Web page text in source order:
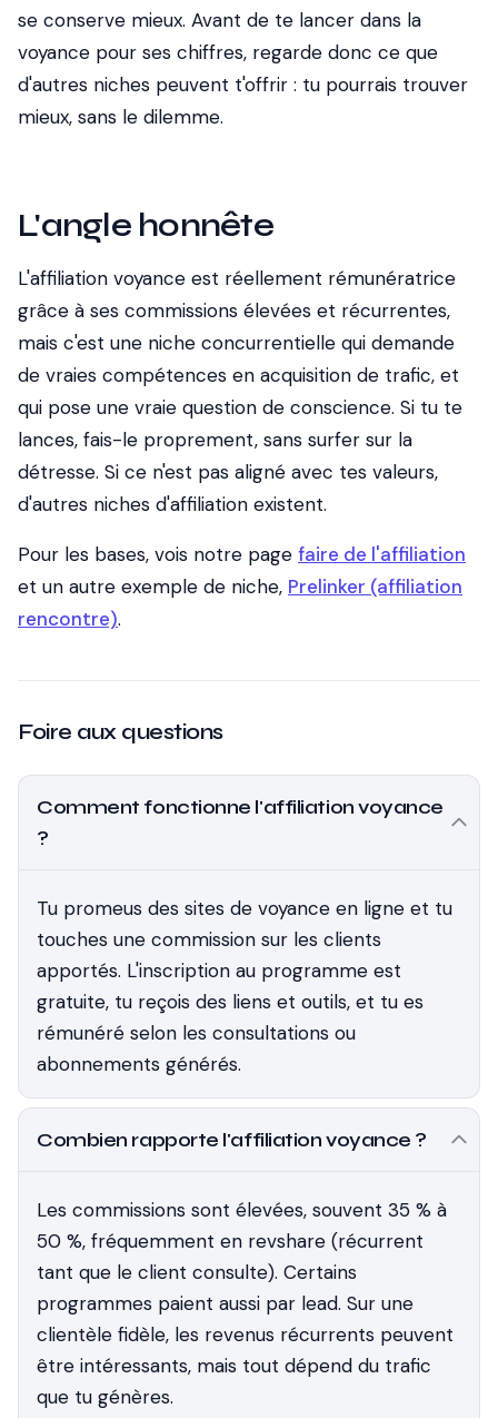
se conserve mieux. Avant de te lancer dans la
voyance pour ses chiffres, regarde donc ce que
d'autres niches peuvent t'offrir : tu pourrais trouver
mieux, sans le dilemme.
L'angle honnête
L'affiliation voyance est réellement rémunératrice
grâce à ses commissions élevées et récurrentes,
mais c'est une niche concurrentielle qui demande
de vraies compétences en acquisition de trafic, et
qui pose une vraie question de conscience. Si tu te
lances, fais-le proprement, sans surfer sur la
détresse. Si ce n'est pas aligné avec tes valeurs,
d'autres niches d'affiliation existent.
Pour les bases, vois notre page faire de l'affiliation
et un autre exemple de niche, Prelinker (affiliation
rencontre).
Foire aux questions
Comment fonctionne l'affiliation voyance
?
Tu promeus des sites de voyance en ligne et tu
touches une commission sur les clients
apportés. L'inscription au programme est
gratuite, tu reçois des liens et outils, et tu es
rémunéré selon les consultations ou
abonnements générés.
Combien rapporte l'affiliation voyance ?
Les commissions sont élevées, souvent 35 % à
50 %, fréquemment en revshare (récurrent
tant que le client consulte). Certains
programmes paient aussi par lead. Sur une
clientèle fidèle, les revenus récurrents peuvent
être intéressants, mais tout dépend du trafic
que tu génères.